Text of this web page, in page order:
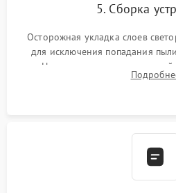
5. Сборка
Осторожная укладка слоев
для исключения попадания
Надежное подключение
аккуратное защелкивание